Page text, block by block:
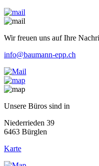
Wir freuen uns auf Ihre
info@baumann-epp.ch
Unsere Büros sind in
Niederrieden 39
6463 Bürglen
Karte